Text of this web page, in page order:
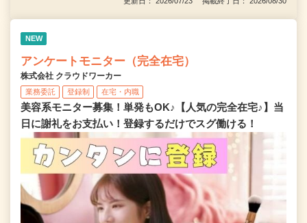
NEW
アンケートモニター（完全在宅）
株式会社 クラウドワーカー
業務委託 登録制 在宅・内職
美容系モニター募集！単発もOK♪【人気の完全在宅♪】当
日に謝礼をお支払い！登録するだけでスグ働ける！